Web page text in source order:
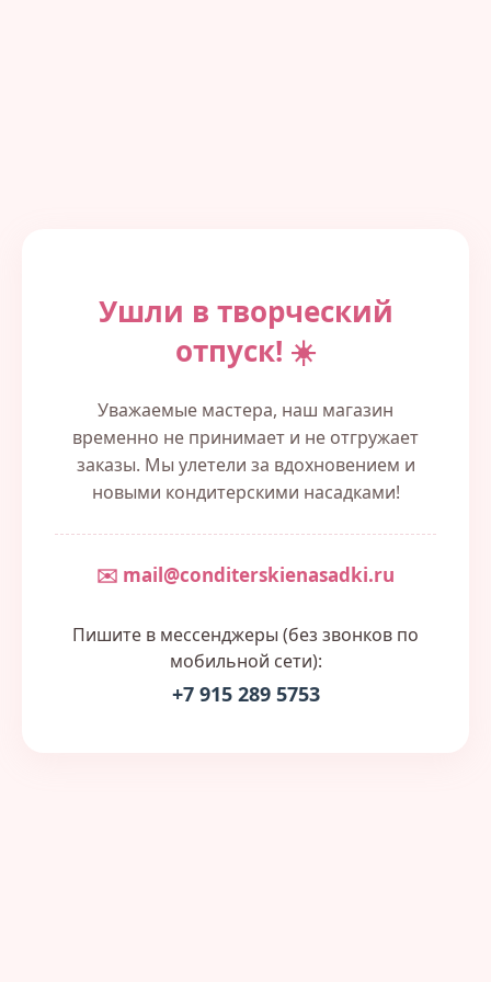
Ушли в творческий
отпуск! ☀️
Уважаемые мастера, наш магазин
временно не принимает и не отгружает
заказы. Мы улетели за вдохновением и
новыми кондитерскими насадками!
✉️ mail@conditerskienasadki.ru
Пишите в мессенджеры (без звонков по
мобильной сети):
+7 915 289 5753